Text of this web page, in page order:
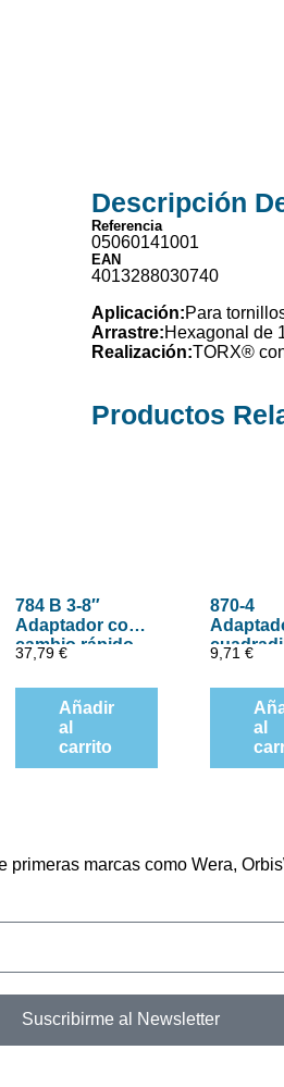
Descripción
Referencia
05060141001
EAN
4013288030740
Aplicación:Para
Arrastre:Hexagonal de
Realización:TORX®
Productos
784 B 3-8″
Adaptador con
cambio rápido
de Wera, art.
no. 784 B-2 x 5-
16″ x 50 mm
37,79 €
Añadir
al
carrito
870-4
4″ x 50
9,71€
al
marcas como Wera,
Suscribirme al Newsletter